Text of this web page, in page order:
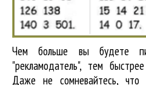
Чем больше вы будете
"рекламодатель", тем
Даже не сомневайтесь, что